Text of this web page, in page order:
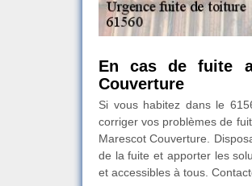
En cas de fuite
Couverture
Si vous habitez dans le
corriger vos problèmes de
Marescot Couverture.
de la fuite et apporter les
et accessibles à tous.